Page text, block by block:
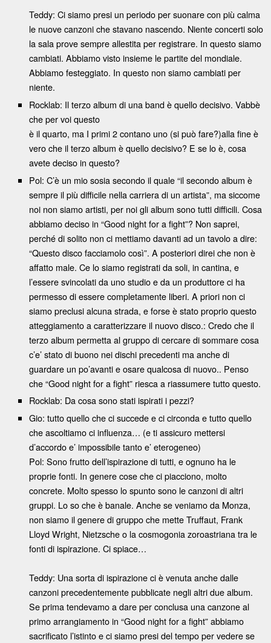
Teddy: Ci siamo presi un periodo per suonare con più calma
le nuove canzoni che stavano nascendo. Niente concerti solo
la sala prove sempre allestita per registrare. In questo siamo
cambiati. Abbiamo visto insieme le partite del mondiale.
Abbiamo festeggiato. In questo non siamo cambiati per
niente.
Rocklab: Il terzo album di una band è quello decisivo. Vabbè
che per voi questo
è il quarto, ma I primi 2 contano uno (si può fare?)alla fine è
vero che il terzo album è quello decisivo? E se lo è, cosa
avete deciso in questo?
Pol: C’è un mio sosia secondo il quale “il secondo album è
sempre il più difficile nella carriera di un artista”, ma siccome
noi non siamo artisti, per noi gli album sono tutti difficili. Cosa
abbiamo deciso in “Good night for a fight”? Non saprei,
perché di solito non ci mettiamo davanti ad un tavolo a dire:
“Questo disco facciamolo così”. A posteriori direi che non è
affatto male. Ce lo siamo registrati da soli, in cantina, e
l’essere svincolati da uno studio e da un produttore ci ha
permesso di essere completamente liberi. A priori non ci
siamo preclusi alcuna strada, e forse è stato proprio questo
atteggiamento a caratterizzare il nuovo disco.: Credo che il
terzo album permetta al gruppo di cercare di sommare cosa
c’e’ stato di buono nei dischi precedenti ma anche di
guardare un po’avanti e osare qualcosa di nuovo.. Penso
che “Good night for a fight” riesca a riassumere tutto questo.
Rocklab: Da cosa sono stati ispirati i pezzi?
Gio: tutto quello che ci succede e ci circonda e tutto quello
che ascoltiamo ci influenza… (e ti assicuro mettersi
d’accordo e’ impossibile tanto e’ eterogeneo)
Pol: Sono frutto dell’ispirazione di tutti, e ognuno ha le
proprie fonti. In genere cose che ci piacciono, molto
concrete. Molto spesso lo spunto sono le canzoni di altri
gruppi. Lo so che è banale. Anche se veniamo da Monza,
non siamo il genere di gruppo che mette Truffaut, Frank
Lloyd Wright, Nietzsche o la cosmogonia zoroastriana tra le
fonti di ispirazione. Ci spiace…
Teddy: Una sorta di ispirazione ci è venuta anche dalle
canzoni precedentemente pubblicate negli altri due album.
Se prima tendevamo a dare per conclusa una canzone al
primo arrangiamento in “Good night for a fight” abbiamo
sacrificato l’istinto e ci siamo presi del tempo per vedere se